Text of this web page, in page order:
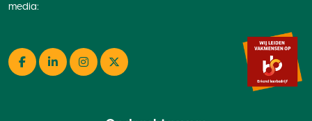
media:
Facebook
LinkedInInstagramTwitter